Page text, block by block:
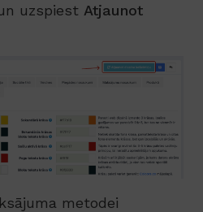
uzspiest Atjaunot
metodei